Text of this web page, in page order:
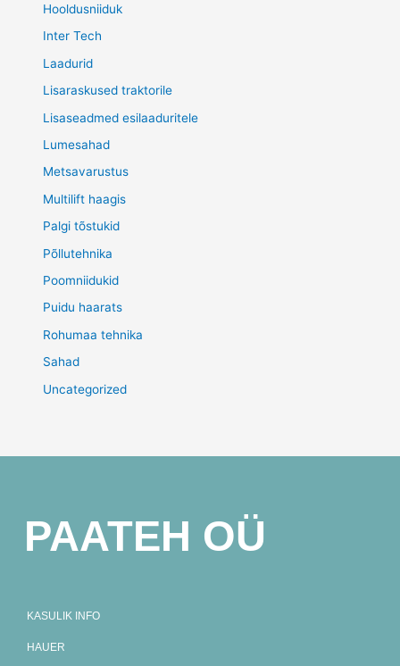
Hooldusniiduk
Inter Tech
Laadurid
Lisaraskused traktorile
Lisaseadmed esilaaduritele
Lumesahad
Metsavarustus
Multilift haagis
Palgi tõstukid
Põllutehnika
Poomniidukid
Puidu haarats
Rohumaa tehnika
Sahad
Uncategorized
KASULIK INFO
HAUER
PAATEH OÜ